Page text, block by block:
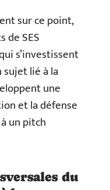
sur ce point,
de SES
s’investissent
sujet lié à la
une
et la défense
un pitch
du